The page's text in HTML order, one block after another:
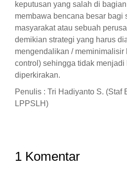
keputusan yang salah di
membawa bencana besar bagi
masyarakat atau sebuah
demikian strategi yang harus
mengendalikan / meminimalisir
control) sehingga tidak
diperkirakan.
Penulis : Tri Hadiyanto S. (Staf
LPPSLH)
1 Komentar